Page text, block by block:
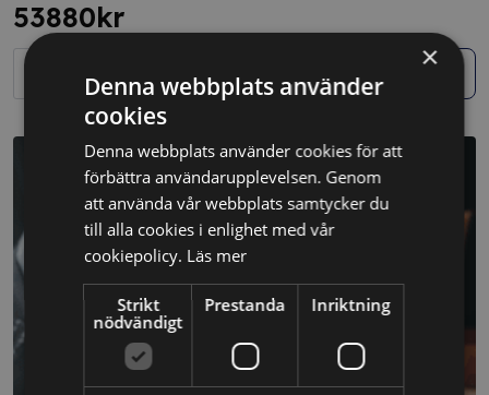
53880kr
Rådgivning
bolagsjurist
PREMIUM
mängd
×
Denna webbplats använder
cookies
Denna webbplats använder cookies för att
förbättra användarupplevelsen. Genom
att använda vår webbplats samtycker du
till alla cookies i enlighet med vår
cookiepolicy. Läs mer
Strikt
nödvändigt
Prestanda Inriktning